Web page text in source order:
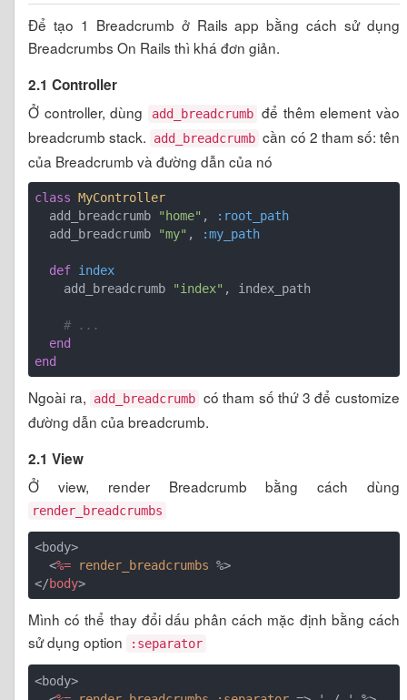
Để tạo 1 Breadcrumb ở Rails app bằng cách sử dụng
Breadcrumbs On Rails thì khá đơn giản.
2.1 Controller
Ở controller, dùng
add_breadcrumb để thêm element vào
breadcrumb stack.
add_breadcrumb cần có 2 tham số: tên
của Breadcrumb và đường dẫn của nó
class MyController
  add_breadcrumb
"home" ,
:root_path
  add_breadcrumb
"my" , :my_path
def index
    add_breadcrumb
"index" , index_path
# ...
end
end
Ngoài ra, add_breadcrumb có tham số thứ 3 để customize
đường dẫn của breadcrumb.
2.1 View
Ở view, render Breadcrumb bằng cách dùng
render_breadcrumbs
<body>
<%= render_breadcrumbs %>
</body>
Mình có thể thay đổi dấu phân cách mặc định bằng cách
sử dụng option
:separator
<body>